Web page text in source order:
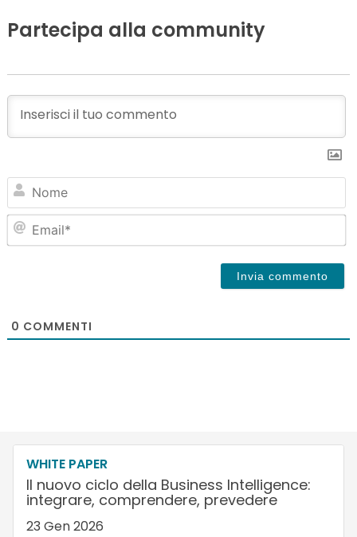
Partecipa alla community
0 COMMENTI
WHITE PAPER
Il nuovo ciclo della Business Intelligence:
integrare, comprendere, prevedere
23 Gen 2026